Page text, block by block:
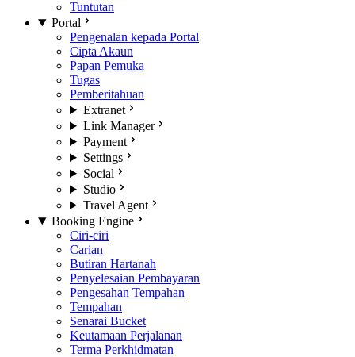
Tuntutan
Portal
Pengenalan kepada Portal
Cipta Akaun
Papan Pemuka
Tugas
Pemberitahuan
Extranet
Link Manager
Payment
Settings
Social
Studio
Travel Agent
Booking Engine
Ciri-ciri
Carian
Butiran Hartanah
Penyelesaian Pembayaran
Pengesahan Tempahan
Tempahan
Senarai Bucket
Keutamaan Perjalanan
Terma Perkhidmatan